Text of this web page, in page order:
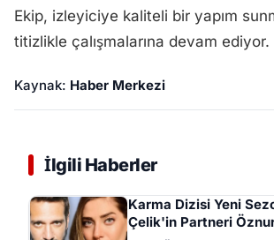
Ekip, izleyiciye kaliteli bir yapım
titizlikle çalışmalarına devam ediyor.
Kaynak: Haber Merkezi
İlgili Haberler
Karma Dizisi Yeni
Çelik'in Partneri